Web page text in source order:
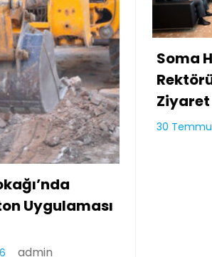
Heyetinden MCBÜ
Rana Kibar’a
2026 admin
30